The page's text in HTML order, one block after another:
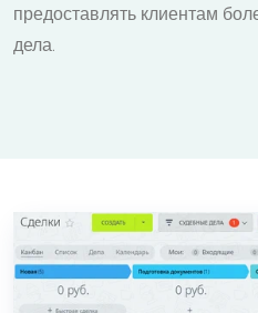
предоставлять клиентам
дела.